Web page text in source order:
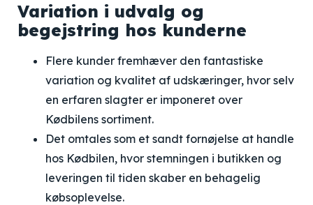
Variation i udvalg og
begejstring hos kunderne
Flere kunder fremhæver den fantastiske
variation og kvalitet af udskæringer, hvor selv
en erfaren slagter er imponeret over
Kødbilens sortiment.
Det omtales som et sandt fornøjelse at handle
hos Kødbilen, hvor stemningen i butikken og
leveringen til tiden skaber en behagelig
købsoplevelse.